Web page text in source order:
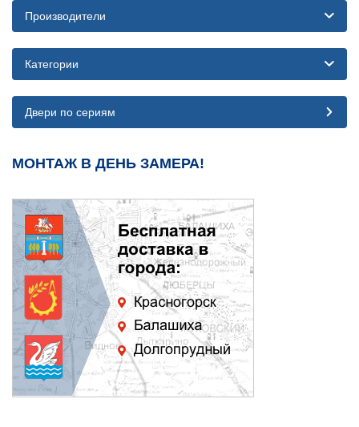
Производители
Категории
Двери по сериям
МОНТАЖ В ДЕНЬ ЗАМЕРА!